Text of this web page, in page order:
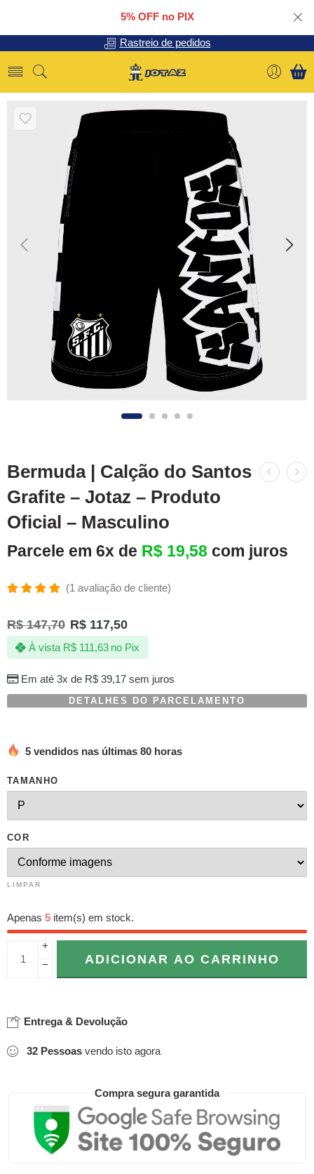
5% OFF no PIX
Rastreio de pedidos
Bermuda | Calção do Santos
Grafite – Jotaz – Produto
Oficial – Masculino
Parcele em 6x de R$ 19,58 com juros
5.00de 5,
com
baseado
em
de
cliente
(1 avaliação de cliente)
R$147,70 R$ 117,50
Em até 3x de R$39,17sem juros
À vista R$111,63 no Pix
DETALHES DO PARCELAMENTO
5 vendidos nas últimas 80 horas
TAMANHO
COR
LIMPAR
Apenas 5 item(s) em stock.
+
−
ADICIONAR AO CARRINHO
Entrega & Devolução
32 Pessoas vendo isto agora
Compra segura garantida